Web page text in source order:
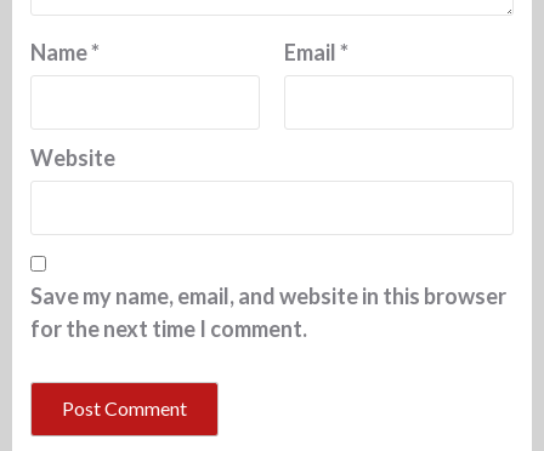
Name* Email*
Website
Save my name, email, and website in this browser
for the next time I comment.